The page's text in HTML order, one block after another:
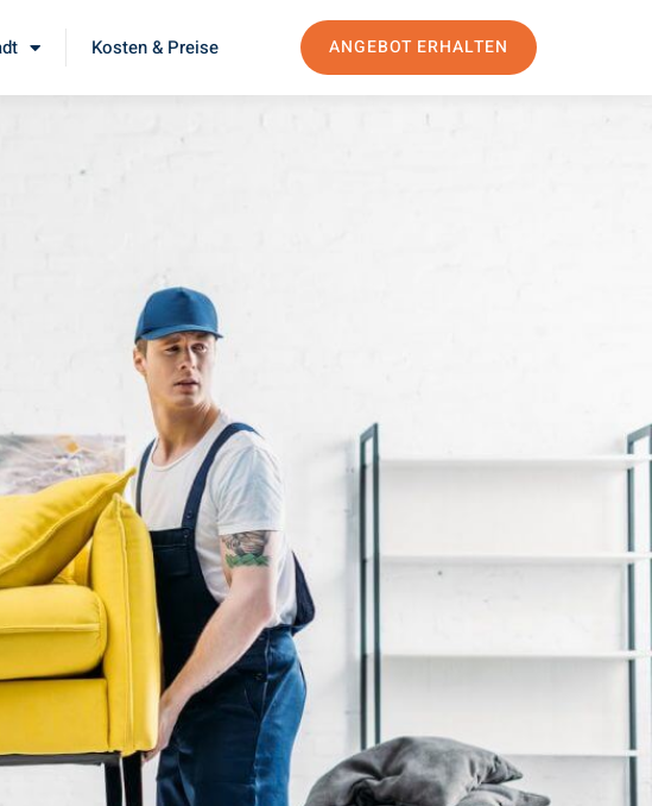
Kosten & Preise ANGEBOT ERHALTEN